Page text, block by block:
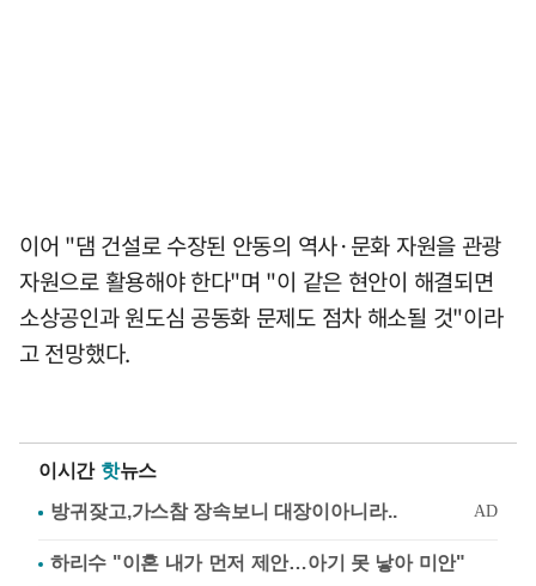
이어 "댐 건설로 수장된 안동의 역사·문화 자원을 관광
자원으로 활용해야 한다"며 "이 같은 현안이 해결되면
소상공인과 원도심 공동화 문제도 점차 해소될 것"이라
고 전망했다.
이시간 핫뉴스
하리수 "이혼 내가 먼저 제안…아기 못 낳아 미안"